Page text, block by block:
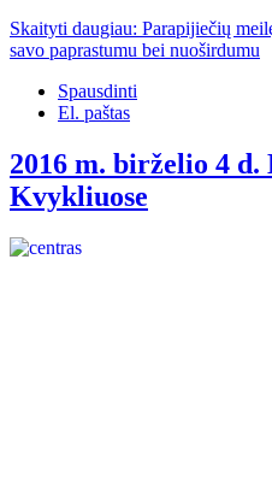
Skaityti daugiau: Parapijiečių
savo paprastumu bei nuoširdumu
Spausdinti
El. paštas
2016 m. birželio 4 d.
Kvykliuose